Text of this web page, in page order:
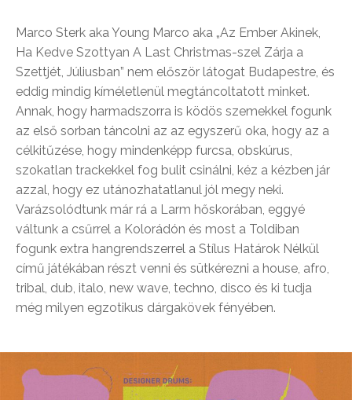
Marco Sterk aka Young Marco aka „Az Ember Akinek,
Ha Kedve Szottyan A Last Christmas-szel Zárja a
Szettjét, Júliusban” nem először látogat Budapestre, és
eddig mindig kíméletlenül megtáncoltatott minket.
Annak, hogy harmadszorra is ködös szemekkel fogunk
az első sorban táncolni az az egyszerű oka, hogy az a
célkitűzése, hogy mindenképp furcsa, obskúrus,
szokatlan trackekkel fog bulit csinálni, kéz a kézben jár
azzal, hogy ez utánozhatatlanul jól megy neki.
Varázsolódtunk már rá a Larm hőskorában, eggyé
váltunk a csűrrel a Kolorádón és most a Toldiban
fogunk extra hangrendszerrel a Stílus Határok Nélkül
című játékában részt venni és sütkérezni a house, afro,
tribal, dub, italo, new wave, techno, disco és ki tudja
még milyen egzotikus dárgakövek fényében.